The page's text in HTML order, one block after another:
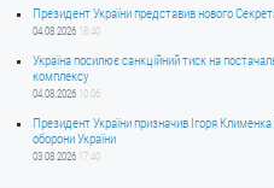
ДЕРЖАВНИЙ РЕЄСТР САНКЦІЙ
Президент України представив нового
04.08.2026 18:40
Україна посилює санкційний тиск на
комплексу
04.08.2026 10:06
Президент України призначив Ігоря
оборони України
03.08.2026 17:40